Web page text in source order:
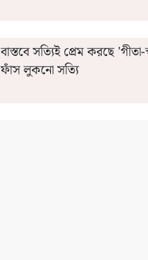
বাস্তবে সত্যিই প্রেম করছে 'গীতা-
ফাঁস লুকনো সত্যি